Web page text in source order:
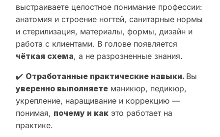
выстраиваете целостное понимание профессии:
анатомия и строение ногтей, санитарные нормы
и стерилизация, материалы, формы, дизайн и
работа с клиентами. В голове появляется
чёткая схема, а не разрозненные знания.
✔️ Отработанные практические навыки. Вы
уверенно выполняете маникюр, педикюр,
укрепление, наращивание и коррекцию —
понимая, почему и как это работает на
практике.